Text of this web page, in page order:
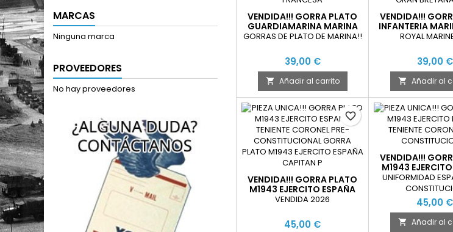
MARCAS
Ninguna marca
PROVEEDORES
No hay proveedores
VENDIDA!!! GORRA PLATO
GUARDIAMARINA MARINA
FRANCESA
GORRAS DE PLATO DE MARINA!!
39,00 €
 Añadir al carrito
VENDIDA!!!
INFANTERIA
BRETAÑA
ROYAL
39,00 €
 Añadir al
VENDIDA!!! GORRA PLATO
M1943 EJERCITO ESPAÑA
CAPITAN PRE-
VENDIDA 2026
45,00 €
favorite_border
VENDIDA!!!
M1943
TENIENTE
UNIFORMIDAD
45,00 €
 Añadir al